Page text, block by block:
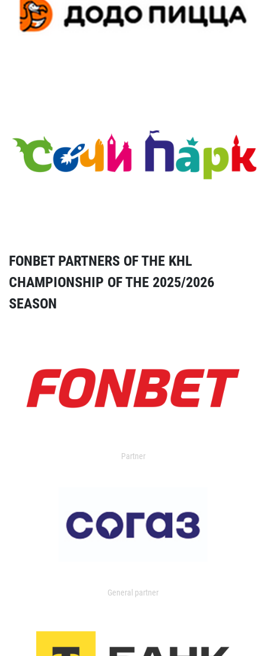
FONBET PARTNERS OF THE KHL
CHAMPIONSHIP OF THE 2025/2026
SEASON
Partner
General partner